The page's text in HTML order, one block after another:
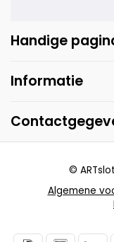
Handige
Informatie
Algemene
©